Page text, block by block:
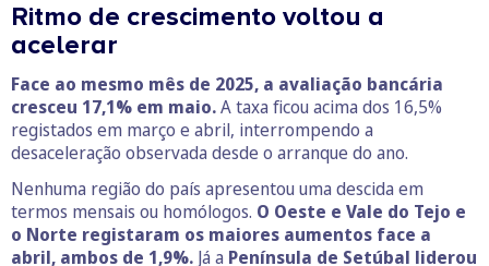
Ritmo de crescimento voltou a
acelerar
Face ao mesmo mês de 2025, a avaliação bancária
cresceu 17,1% em maio.A taxa ficou acima dos 16,5%
registados em março e abril, interrompendo a
desaceleração observada desde o arranque do ano.
Nenhuma região do país apresentou uma descida em
termos mensais ou homólogos. O Oeste e Vale do Tejo e
o Norte registaram os maiores aumentos face a
abril, ambos de 1,9%. Já a Península de Setúbal liderou